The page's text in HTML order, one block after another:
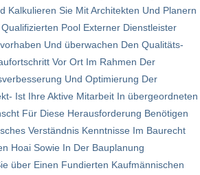
Kalkulieren Sie Mit Architekten Und Planern
Pool Externer Dienstleister
Und überwachen Den Qualitäts-
Vor Ort Im Rahmen Der
Und Optimierung Der
Ist Ihre Aktive Mitarbeit In übergeordneten
Für Diese Herausforderung Benötigen
Verständnis Kenntnisse Im Baurecht
Hoai Sowie In Der Bauplanung
über Einen Fundierten Kaufmännischen